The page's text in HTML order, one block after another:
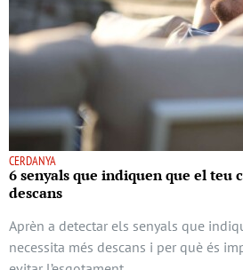
CERDANYA
6 senyals que indiquen que el teu
descans
Aprèn a detectar els senyals que
necessita més descans i per què és